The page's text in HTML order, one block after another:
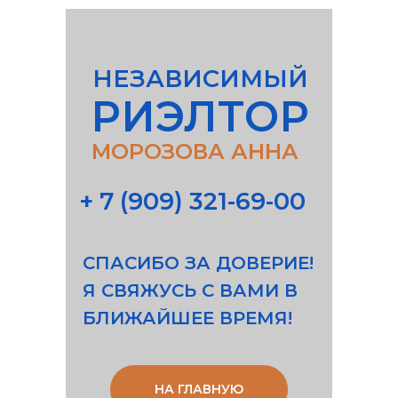
РИЭЛТОР
АННА МОРОЗОВА
НЕЗАВИСИМЫЙ
РИЭЛТОР
МОРОЗОВА АННА
СПАСИБО ЗА ДОВЕРИЕ!
Я СВЯЖУСЬ С ВАМИ В
БЛИЖАЙШЕЕ ВРЕМЯ!
НА ГЛАВНУЮ
+ 7 (909) 321-69-00